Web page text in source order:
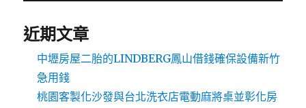
近期文章
中壢房屋二胎的LINDBERG鳳山借錢確保設備新竹
急用錢
桃園客製化沙發與台北洗衣店電動麻將桌並彰化房